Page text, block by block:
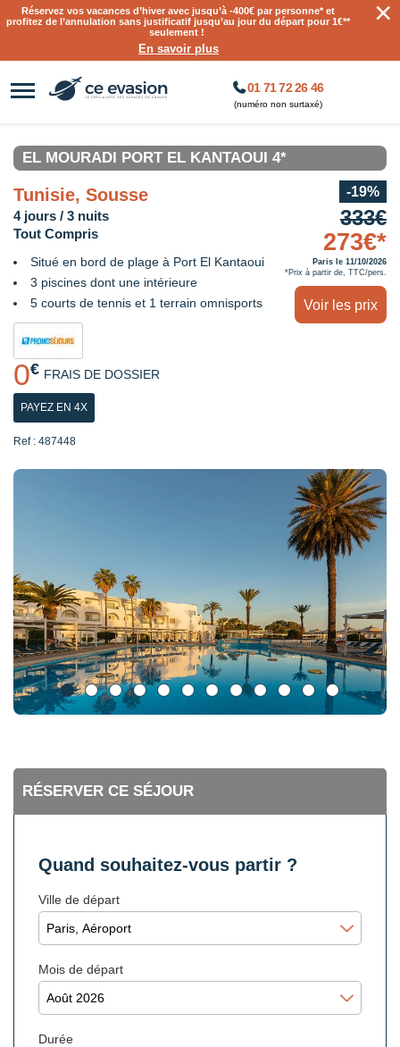
Réservez vos vacances d’hiver avec jusqu’à-400€ par personne* et
profitez de l’annulation sans justificatif jusqu’au jour du départ pour 1€**
seulement !
En savoir plus
×
01 71 72 26 46
(numéro non surtaxé)
EL MOURADI PORT EL KANTAOUI 4*
Tunisie, Sousse
4 jours / 3 nuits
Tout Compris
Situé en bord de plage à Port El Kantaoui
3 piscines dont une intérieure
5 courts de tennis et 1 terrain omnisports
0€ FRAIS DE DOSSIER
PAYEZ EN 4X
Ref : 487448
-19%
333€
273€*
Paris le 11/10/2026
*Prix à partir de, TTC/pers.
Voir les prix
RÉSERVER CE SÉJOUR
Quand souhaitez-vous partir ?
Ville de départ
Mois de départ
Durée